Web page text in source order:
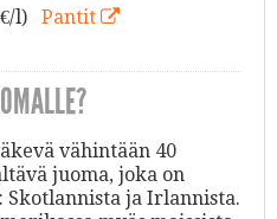
l) Pantit
vähintään 40
juoma, joka on
ja Irlannista.